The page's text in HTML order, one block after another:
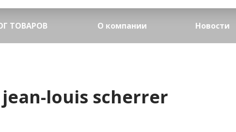
ТОВАРОВ О компании Новости
louis scherrer